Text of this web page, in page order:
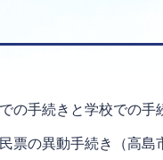
の手続きと学校での手
票の異動手続き（高